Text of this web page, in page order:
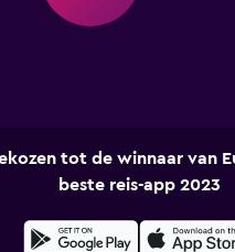
tot de winnaar van
beste reis-app 2023